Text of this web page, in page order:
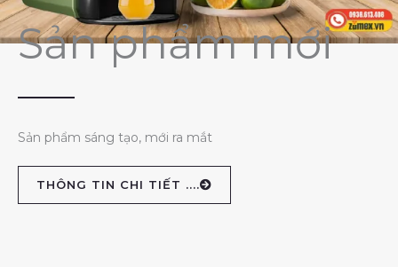
Sản phẩm mới
Sản phẩm sáng tạo, mới ra mắt
THÔNG TIN CHI TIẾT ....